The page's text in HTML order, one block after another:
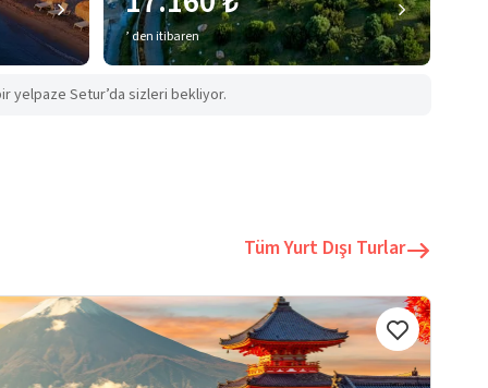
’ den itibaren
yelpaze Setur’da sizleri bekliyor.
Tüm Yurt Dışı Turlar